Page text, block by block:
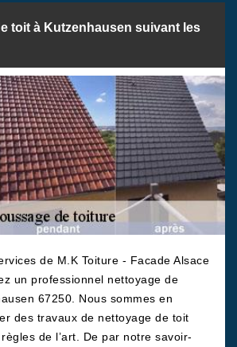
toit à Kutzenhausen suivant les
de M.K Toiture - Facade Alsace
un professionnel nettoyage de
67250. Nous sommes en
des travaux de nettoyage de toit
de l’art. De par notre savoir-